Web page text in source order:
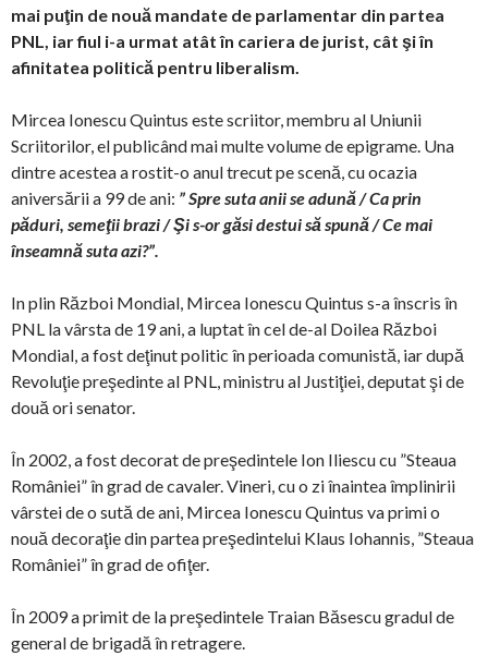
mai puţin de nouă mandate de parlamentar din partea
PNL, iar fiul i-a urmat atât în cariera de jurist, cât şi în
afinitatea politică pentru liberalism.
Mircea Ionescu Quintus este scriitor, membru al Uniunii
Scriitorilor, el publicând mai multe volume de epigrame. Una
dintre acestea a rostit-o anul trecut pe scenă, cu ocazia
aniversării a 99 de ani: ” Spre suta anii se adună / Ca prin
păduri, semeţii brazi / Şi s-or găsi destui să spună / Ce mai
înseamnă suta azi?”.
In plin Război Mondial, Mircea Ionescu Quintus s-a înscris în
PNL la vârsta de 19 ani, a luptat în cel de-al Doilea Război
Mondial, a fost deţinut politic în perioada comunistă, iar după
Revoluţie preşedinte al PNL, ministru al Justiţiei, deputat şi de
două ori senator.
În 2002, a fost decorat de preşedintele Ion Iliescu cu ”Steaua
României” în grad de cavaler. Vineri, cu o zi înaintea împlinirii
vârstei de o sută de ani, Mircea Ionescu Quintus va primi o
nouă decoraţie din partea preşedintelui Klaus Iohannis, ”Steaua
României” în grad de ofiţer.
În 2009 a primit de la preşedintele Traian Băsescu gradul de
general de brigadă în retragere.